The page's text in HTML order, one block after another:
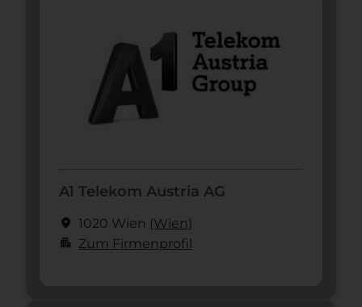
A1 Telekom Austria AG
location_on 1020 Wien (Wien)
apartment Zum Firmenprofil